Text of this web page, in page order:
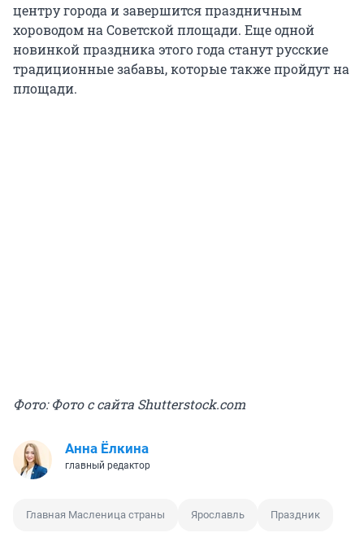
центру города и завершится праздничным
хороводом на Советской площади. Еще одной
новинкой праздника этого года станут русские
традиционные забавы, которые также пройдут на
площади.
Фото: Фото с сайта Shutterstock.com
Анна Ёлкина
главный редактор
Главная Масленица страны Ярославль Праздник